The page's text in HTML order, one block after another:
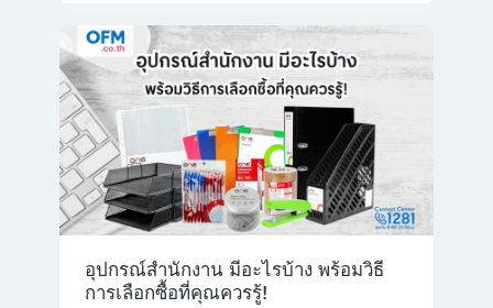
อุปกรณ์สํานักงาน มีอะไรบ้าง พร้อมวิธี
การเลือกซื้อที่คุณควรรู้!